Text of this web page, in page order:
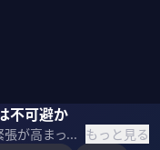
不可避か
アメリカとイランの緊張が高まっている。トランプ政権による軍事攻撃の可能性が報じられる中、26日に開かれる両国の協議はどうなるのか。対立の背景や今後の展開も含めイラン情勢の第一人者 田中浩一郎氏が解説。 ＜ゲスト＞ 田中浩一郎｜中東研究者 1961年生まれ。東京外国語大学外国語学部ペルシア語学科卒業、東京外国語大学大学院外国語研究科アジア第2言語修了。在イラン日本国大使館専門調査員、国際連合アフガニスタン特別ミッション政務官など歴任。 ＜目次＞ もっと見る